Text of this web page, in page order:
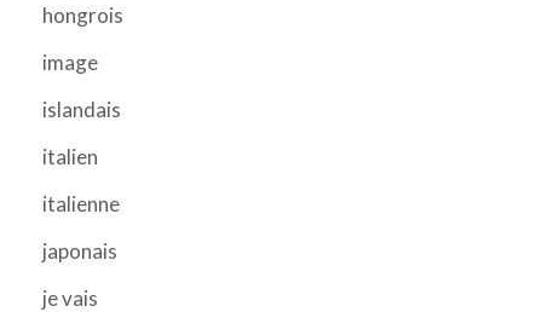
hongrois
image
islandais
italien
italienne
japonais
je vais